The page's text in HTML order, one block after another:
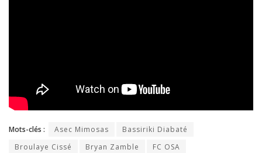
Mots-clés : Asec Mimosas
Bassiriki Diabaté
Broulaye Cissé
Bryan Zamble
FC OSA